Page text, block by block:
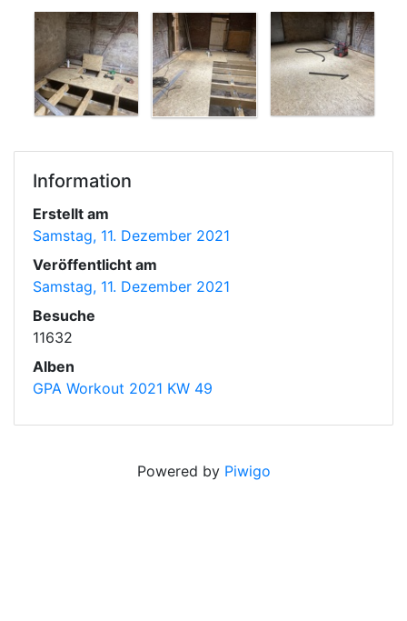
Information
Erstellt am
Samstag, 11. Dezember 2021
Veröffentlicht am
Samstag, 11. Dezember 2021
Besuche
11632
Alben
GPA Workout 2021 KW 49
Powered by Piwigo